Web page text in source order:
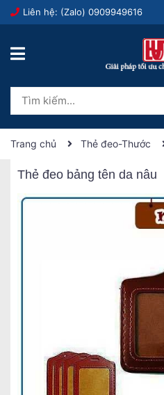
Liên hệ: (Zalo) 0909949616
Trang chủ Thẻ đeo-Thước
Thẻ đeo bảng tên da nâu